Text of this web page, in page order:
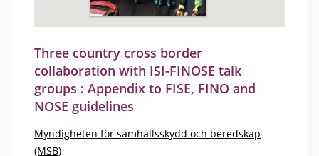
Three country cross border
collaboration with ISI-FINOSE talk
groups : Appendix to FISE, FINO and
NOSE guidelines
Myndigheten för samhällsskydd och beredskap
(MSB)